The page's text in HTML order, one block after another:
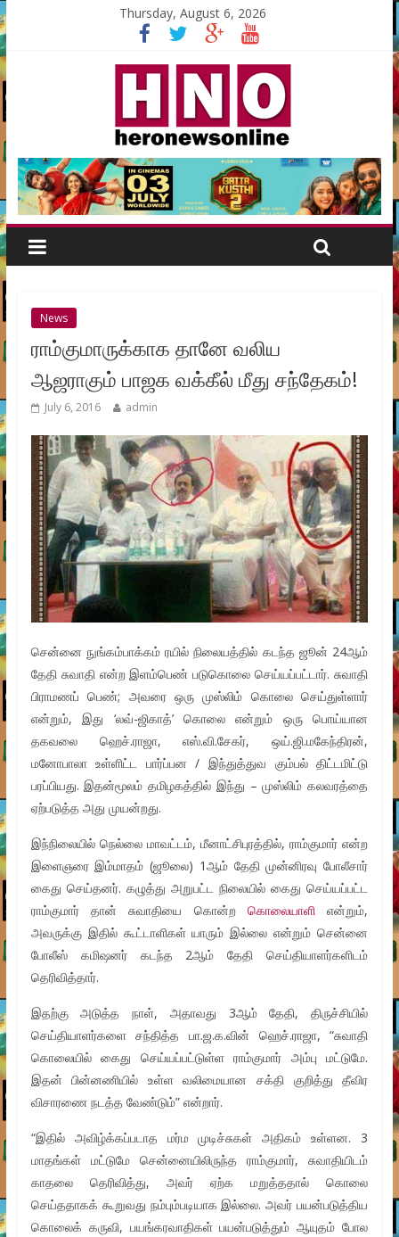
Thursday, August 6, 2026
News
ராம்குமாருக்காக தானே வலிய
ஆஜராகும் பாஜக வக்கீல் மீது சந்தேகம்!
July 6, 2016 admin
சென்னை நுங்கம்பாக்கம் ரயில் நிலையத்தில் கடந்த ஜூன் 24ஆம்
தேதி சுவாதி என்ற இளம்பெண் படுகொலை செய்யப்பட்டார். சுவாதி
பிராமணப் பெண்; அவரை ஒரு முஸ்லிம் கொலை செய்துள்ளார்
என்றும், இது ‘லவ்-ஜிகாத்’ கொலை என்றும் ஒரு பொய்யான
தகவலை ஹெச்.ராஜா, எஸ்.வி.சேகர், ஒய்.ஜி.மகேந்திரன்,
மனோபாலா உள்ளிட்ட பார்ப்பன / இந்துத்துவ கும்பல் திட்டமிட்டு
பரப்பியது. இதன்மூலம் தமிழகத்தில் இந்து – முஸ்லிம் கலவரத்தை
ஏற்படுத்த அது முயன்றது.
இந்நிலையில் நெல்லை மாவட்டம், மீனாட்சிபுரத்தில், ராம்குமார் என்ற
இளைஞரை இம்மாதம் (ஜூலை) 1ஆம் தேதி முன்னிரவு போலீசார்
கைது செய்தனர். கழுத்து அறுபட்ட நிலையில் கைது செய்யப்பட்ட
ராம்குமார் தான் சுவாதியை கொன்ற கொலையாளிஎன்றும்,
அவருக்கு இதில் கூட்டாளிகள் யாரும் இல்லை என்றும் சென்னை
போலீஸ் கமிஷனர் கடந்த 2ஆம் தேதி செய்தியாளர்களிடம்
தெரிவித்தார்.
இதற்கு அடுத்த நாள், அதாவது 3ஆம் தேதி, திருச்சியில்
செய்தியாளர்களை சந்தித்த பா.ஜ.க.வின் ஹெச்.ராஜா, “சுவாதி
கொலையில் கைது செய்யப்பட்டுள்ள ராம்குமார் அம்பு மட்டுமே.
இதன் பின்னணியில் உள்ள வலிமையான சக்தி குறித்து தீவிர
விசாரணை நடத்த வேண்டும்” என்றார்.
“இதில் அவிழ்க்கப்படாத மர்ம முடிச்சுகள் அதிகம் உள்ளன. 3
மாதங்கள் மட்டுமே சென்னையிலிருந்த ராம்குமார், சுவாதியிடம்
காதலை தெரிவித்து, அவர் ஏற்க மறுத்ததால் கொலை
செய்ததாகக் கூறுவது நம்பும்படியாக இல்லை. அவர் பயன்படுத்திய
கொலைக் கருவி, பயங்கரவாதிகள் பயன்படுத்தும் ஆயுதம் போல